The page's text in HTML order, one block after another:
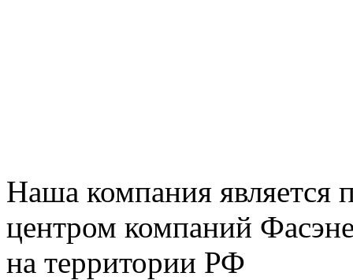
Наша компания является
центром компаний
на территории РФ